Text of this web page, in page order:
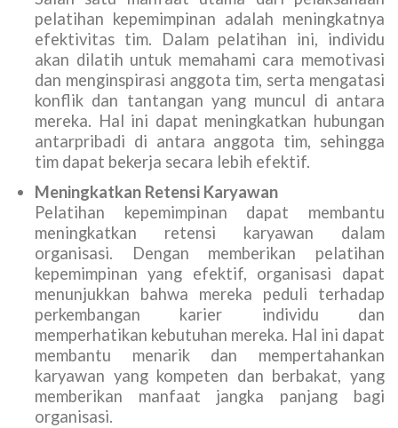
pelatihan kepemimpinan adalah meningkatnya
efektivitas tim. Dalam pelatihan ini, individu
akan dilatih untuk memahami cara memotivasi
dan menginspirasi anggota tim, serta mengatasi
konflik dan tantangan yang muncul di antara
mereka. Hal ini dapat meningkatkan hubungan
antarpribadi di antara anggota tim, sehingga
tim dapat bekerja secara lebih efektif.
Meningkatkan Retensi Karyawan
Pelatihan kepemimpinan dapat membantu
meningkatkan retensi karyawan dalam
organisasi. Dengan memberikan pelatihan
kepemimpinan yang efektif, organisasi dapat
menunjukkan bahwa mereka peduli terhadap
perkembangan karier individu dan
memperhatikan kebutuhan mereka. Hal ini dapat
membantu menarik dan mempertahankan
karyawan yang kompeten dan berbakat, yang
memberikan manfaat jangka panjang bagi
organisasi.